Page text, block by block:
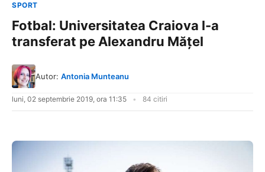
SPORT
Fotbal: Universitatea Craiova l-a
transferat pe Alexandru Măţel
Autor: Antonia Munteanu
luni, 02 septembrie 2019, ora 11:35 84 citiri